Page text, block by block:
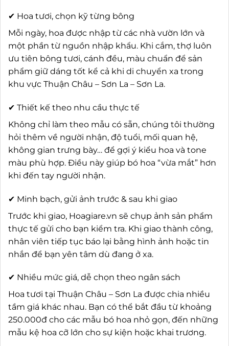
✔ Hoa tươi, chọn kỹ từng bông
Mỗi ngày, hoa được nhập từ các nhà vườn lớn và
một phần từ nguồn nhập khẩu. Khi cắm, thợ luôn
ưu tiên bông tươi, cánh đều, màu chuẩn để sản
phẩm giữ dáng tốt kể cả khi di chuyển xa trong
khu vực Thuận Châu – Sơn La – Sơn La.
✔ Thiết kế theo nhu cầu thực tế
Không chỉ làm theo mẫu có sẵn, chúng tôi thường
hỏi thêm về người nhận, độ tuổi, mối quan hệ,
không gian trưng bày… để gợi ý kiểu hoa và tone
màu phù hợp. Điều này giúp bó hoa “vừa mắt” hơn
khi đến tay người nhận.
✔ Minh bạch, gửi ảnh trước & sau khi giao
Trước khi giao, Hoagiare.vn sẽ chụp ảnh sản phẩm
thực tế gửi cho bạn kiểm tra. Khi giao thành công,
nhân viên tiếp tục báo lại bằng hình ảnh hoặc tin
nhắn để bạn yên tâm dù đang ở xa.
✔ Nhiều mức giá, dễ chọn theo ngân sách
Hoa tươi tại Thuận Châu – Sơn La được chia nhiều
tầm giá khác nhau. Bạn có thể bắt đầu từ khoảng
250.000đ cho các mẫu bó hoa nhỏ gọn, đến những
mẫu kệ hoa cỡ lớn cho sự kiện hoặc khai trương.